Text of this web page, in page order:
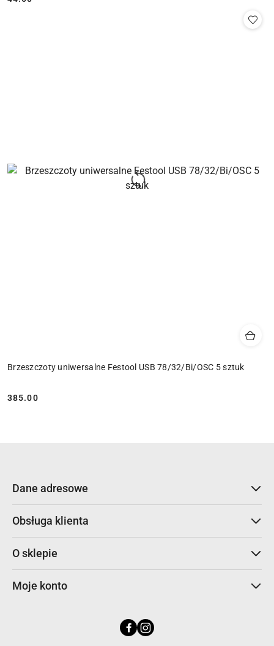
Cena:
Brzeszczoty uniwersalne Festool USB 78/32/Bi/OSC 5 sztuk
Cena:
385.00
Dane adresowe
Obsługa klienta
O sklepie
Moje konto